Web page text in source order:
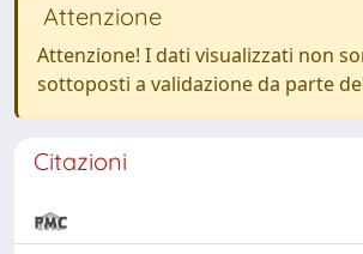
Attenzione
Attenzione! I dati visualizzati non
sottoposti a validazione da parte
Citazioni